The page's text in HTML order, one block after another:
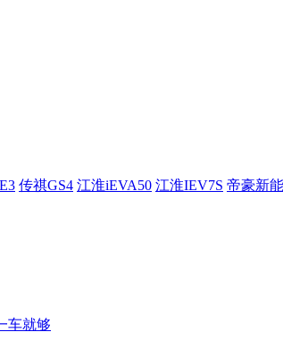
传祺GS4 江淮iEVA50 江淮IEV7S 帝豪新
车就够